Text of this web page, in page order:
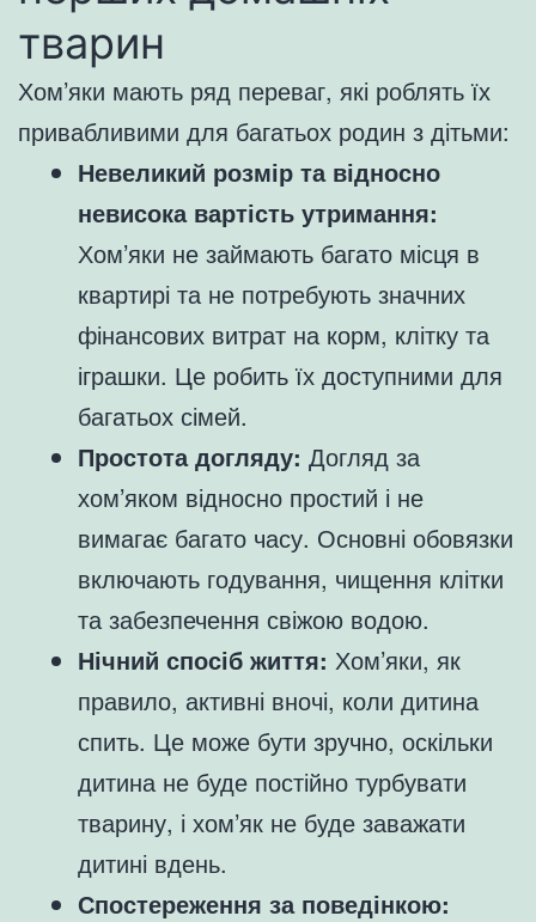
тварин
Хом’яки мають ряд переваг, які роблять їх
привабливими для багатьох родин з дітьми:
Невеликий розмір та відносно
невисока вартість утримання:
Хом’яки не займають багато місця в
квартирі та не потребують значних
фінансових витрат на корм, клітку та
іграшки. Це робить їх доступними для
багатьох сімей.
Простота догляду: Догляд за
хом’яком відносно простий і не
вимагає багато часу. Основні обовязки
включають годування, чищення клітки
та забезпечення свіжою водою.
Нічний спосіб життя: Хом’яки, як
правило, активні вночі, коли дитина
спить. Це може бути зручно, оскільки
дитина не буде постійно турбувати
тварину, і хом’як не буде заважати
дитині вдень.
Спостереження за поведінкою: